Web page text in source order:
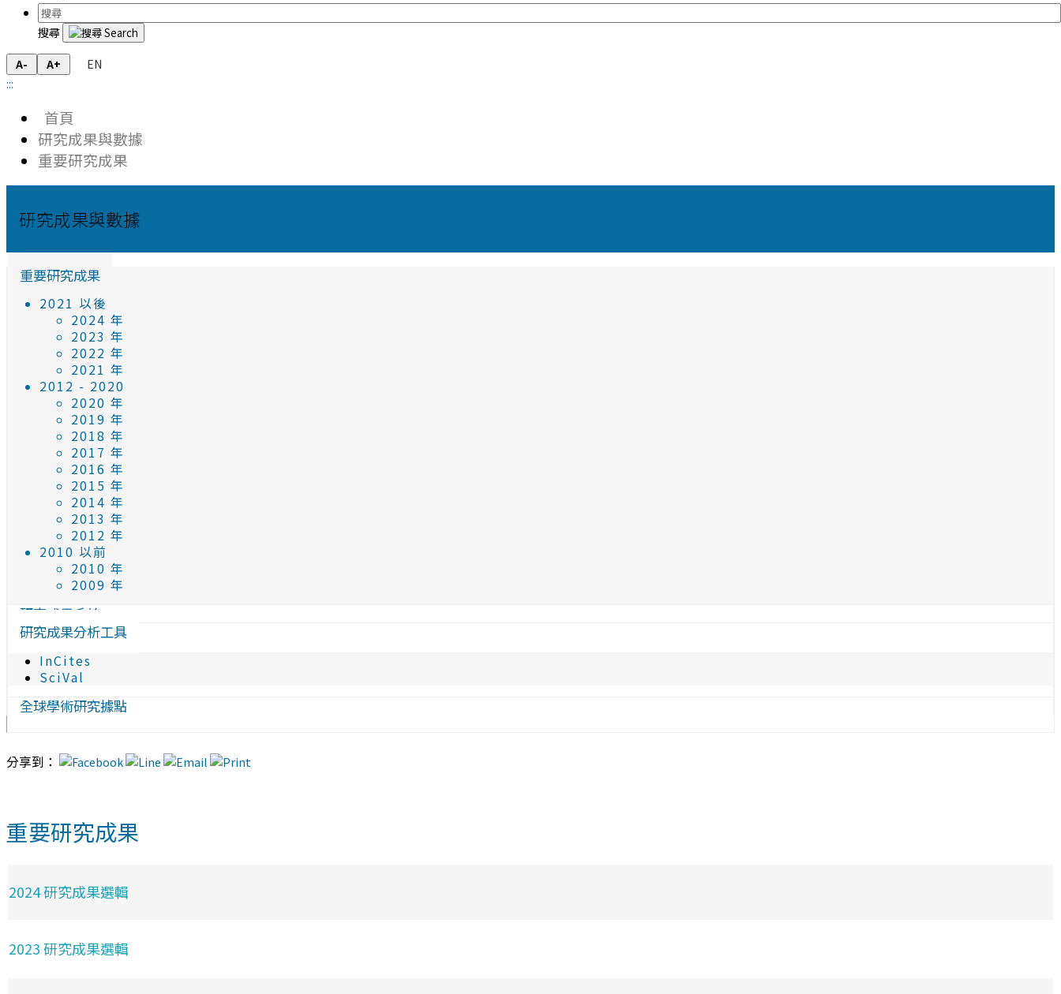
搜尋
A- A+
EN
:::
首頁
研究成果與數據
重要研究成果
研究成果與數據
重要研究成果
2021 以後
2024 年
2023 年
2022 年
2021 年
2012 - 2020
2020 年
2019 年
2018 年
2017 年
2016 年
2015 年
2014 年
2013 年
2012 年
2010 以前
2010 年
2009 年
研究成果系統
研究成果分析工具
InCites
SciVal
全球學術研究據點
分享到：
重要研究成果
2024 研究成果選輯
2023 研究成果選輯